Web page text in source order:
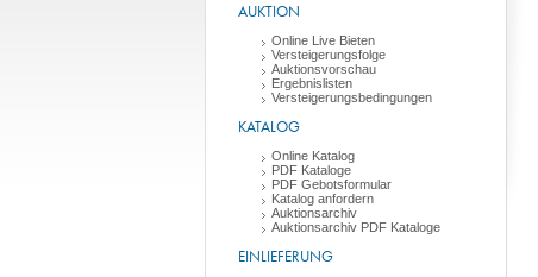
AUKTION
Online Live Bieten
Versteigerungsfolge
Auktionsvorschau
Ergebnislisten
Versteigerungsbedingungen
KATALOG
Online Katalog
PDF Kataloge
PDF Gebotsformular
Katalog anfordern
Auktionsarchiv
Auktionsarchiv PDF Kataloge
EINLIEFERUNG